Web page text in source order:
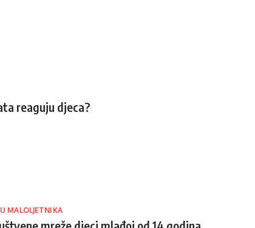
reaguju djeca?
MALOLJETNIKA